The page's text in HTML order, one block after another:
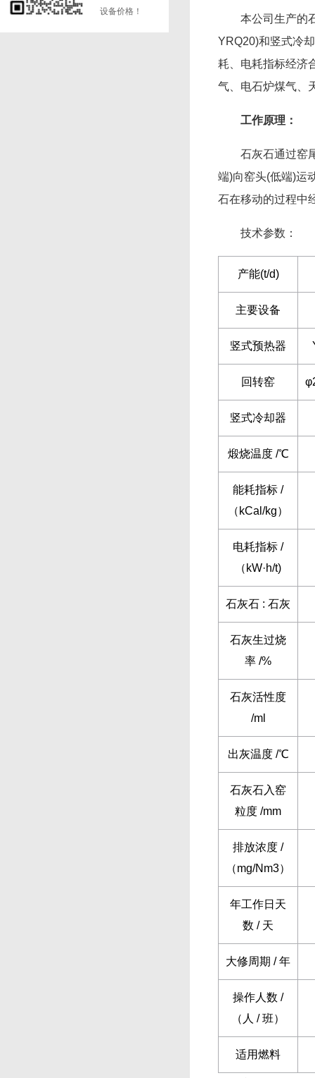
设备价格！
本公司生产的石
YRQ20)和竖式冷
耗、电耗指标经济
气、电石炉煤气、
工作原理：
石灰石通过窑尾(
端)向窑头(低端)运
石在移动的过程中
技术参数：
产能(t/d)
主要设备
竖式预热器
回转窑
竖式冷却器
煅烧温度 /℃
能耗指标 /
（kCal/kg）
电耗指标 /
（kW·h/t)
石灰石 : 石灰
石灰生过烧
率 /%
石灰活性度
/ml
出灰温度 /℃
石灰石入窑
粒度 /mm
排放浓度 /
（mg/Nm3）
年工作日天
数 / 天
大修周期 / 年
操作人数 /
（人 / 班）
适用燃料